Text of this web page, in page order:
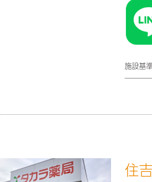
施設基
住吉